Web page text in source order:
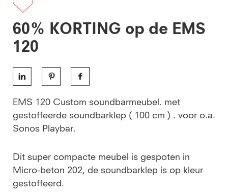
60% KORTING op de EMS
120
EMS 120 Custom soundbarmeubel. met
gestoffeerde soundbarklep ( 100 cm ) . voor o.a.
Sonos Playbar.
Dit super compacte meubel is gespoten in
Micro-beton 202, de soundbarklep is op kleur
gestoffeerd.